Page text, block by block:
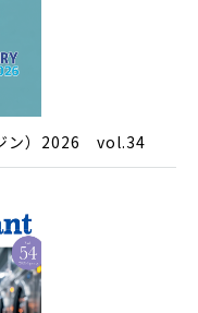
ン）2026 vol.34